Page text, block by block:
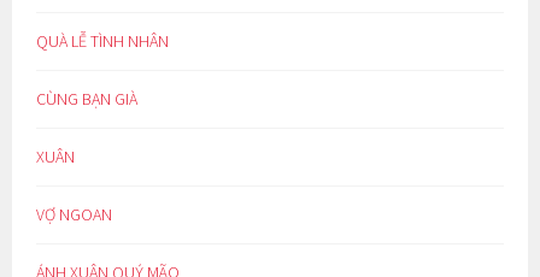
QUÀ LỄ TÌNH NHÂN
CÙNG BẠN GIÀ
XUÂN
VỢ NGOAN
ÁNH XUÂN QUÝ MÃO